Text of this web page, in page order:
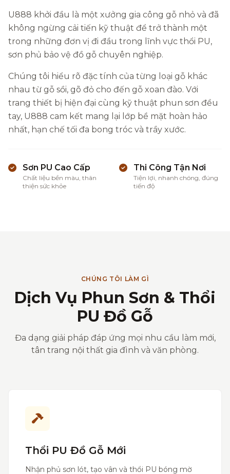
U888 khởi đầu là một xưởng gia công gỗ nhỏ và đã
không ngừng cải tiến kỹ thuật để trở thành một
trong những đơn vị đi đầu trong lĩnh vực thổi PU,
sơn phủ bảo vệ đồ gỗ chuyên nghiệp.
Chúng tôi hiểu rõ đặc tính của từng loại gỗ khác
nhau từ gỗ sồi, gõ đỏ cho đến gỗ xoan đào. Với
trang thiết bị hiện đại cùng kỹ thuật phun sơn đều
tay, U888 cam kết mang lại lớp bề mặt hoàn hảo
nhất, hạn chế tối đa bong tróc và trầy xước.
Sơn PU Cao Cấp
Chất liệu bền màu, thân
thiện sức khỏe
Thi Công Tận Nơi
Tiện lợi, nhanh chóng, đúng
tiến độ
CHÚNG TÔI LÀM GÌ
Dịch Vụ Phun Sơn & Thổi
PU Đồ Gỗ
Đa dạng giải pháp đáp ứng mọi nhu cầu làm mới,
tân trang nội thất gia đình và văn phòng.
Thổi PU Đồ Gỗ Mới
Nhận phủ sơn lót, tạo vân và thổi PU bóng mờ